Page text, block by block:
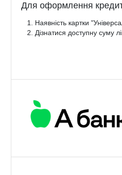
Для оформлення
Наявність картки
Дізнатися доступну суму